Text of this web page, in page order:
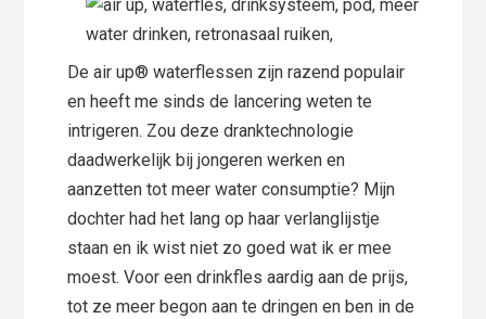
De air up® waterflessen zijn razend populair
en heeft me sinds de lancering weten te
intrigeren. Zou deze dranktechnologie
daadwerkelijk bij jongeren werken en
aanzetten tot meer water consumptie? Mijn
dochter had het lang op haar verlanglijstje
staan en ik wist niet zo goed wat ik er mee
moest. Voor een drinkfles aardig aan de prijs,
tot ze meer begon aan te dringen en ben in de